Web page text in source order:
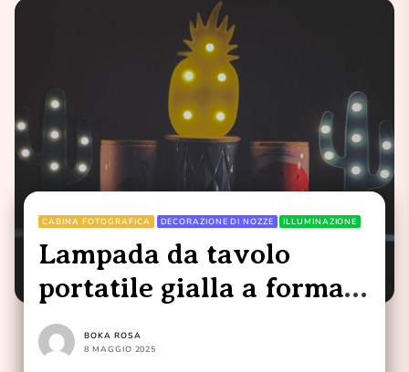
CABINA FOTOGRAFICA DECORAZIONE DI NOZZE ILLUMINAZIONE
Lampada da tavolo
portatile gialla a forma
di zucca per la camera
dei bambini
BOKA ROSA
8 MAGGIO 2025